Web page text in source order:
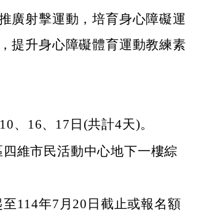
廣射擊運動，培育身心障礙運
提升身心障礙體育運動教練素
、16、17日(共計4天)。
維市民活動中心地下一樓綜
114年7月20日截止或報名額